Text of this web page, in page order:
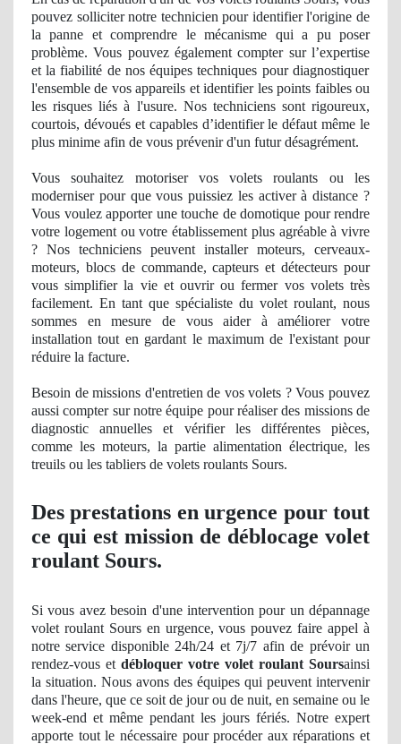
pouvez solliciter notre technicien pour identifier l'origine de
la panne et comprendre le mécanisme qui a pu poser
problème. Vous pouvez également compter sur l’expertise
et la fiabilité de noséquipes techniques pour diagnostiquer
l'ensemble de vos appareils et identifier les points faibles ou
les risques liés à l'usure. Nos techniciens sont rigoureux,
courtois, dévoués et capables d’identifier le défaut même le
plus minime afin de vous prévenir d'un futur désagrément.
Vous souhaitez motoriser vos volets roulants ou les
moderniser pour que vous puissiez les activer à distance ?
Vous voulez apporter une touche de domotique pour rendre
votre logement ou votre établissement plus agréableà vivre
? Nos techniciens peuvent installer moteurs, cerveaux-
moteurs, blocs de commande, capteurs et détecteurs pour
vous simplifier la vie et ouvrir ou fermer vos volets très
facilement. En tant que spécialiste du volet roulant, nous
sommes en mesure de vous aider à améliorer votre
installation tout en gardant le maximum de l'existant pour
réduire la facture.
Besoin de missions d'entretien de vos volets ? Vous pouvez
aussi compter sur notre équipe pour réaliser des missions de
diagnostic annuelles et vérifier les différentes pièces,
comme les moteurs, la partie alimentation électrique, les
treuils ou les tabliers de volets roulants Sours.
Des prestations en urgence pour tout
ce qui est mission de déblocage volet
roulant Sours.
Si vous avez besoin d'une intervention pour un dépannage
volet roulant Sours en urgence, vous pouvez faire appel à
notre service disponible 24h/24 et 7j/7 afin de prévoir un
rendez-vous et débloquer votre volet roulant Soursainsi
la situation. Nous avons des équipes qui peuvent intervenir
dans l'heure, que ce soit de jour ou de nuit, en semaine ou le
week-end et même pendant les jours fériés. Notre expert
apporte tout le nécessaire pour procéder aux réparations et